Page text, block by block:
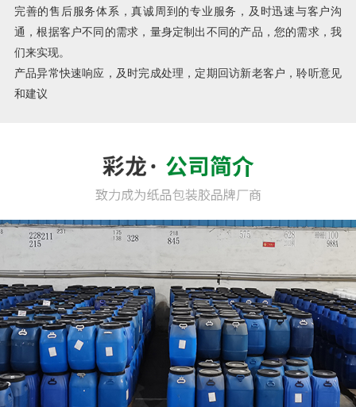
完善的售后服务体系，真诚周到的专业服务，及时迅速与客户沟
通，根据客户不同的需求，量身定制出不同的产品，您的需求，我
们来实现。
产品异常快速响应，及时完成处理，定期回访新老客户，聆听意见
和建议